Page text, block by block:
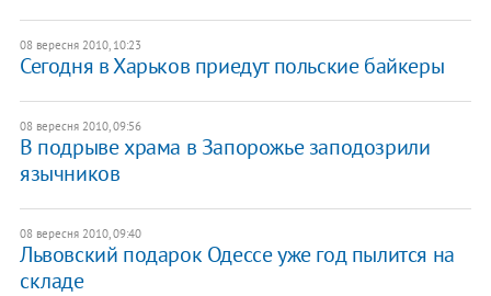
08 вересня 2010, 10:23
Сегодня в Харьков приедут польские байкеры
08 вересня 2010, 09:56
В подрыве храма в Запорожье заподозрили
язычников
08 вересня 2010, 09:40
Львовский подарок Одессe уже год пылится на
складе